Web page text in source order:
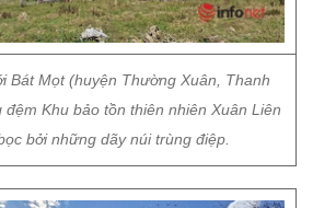
Bát Mọt (huyện Thường Xuân, Thanh
Khu bảo tồn thiên nhiên Xuân Liên
bởi những dãy núi trùng điệp.